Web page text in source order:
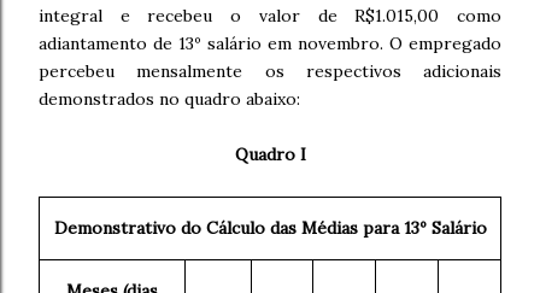
integral e recebeu o valor de R$1.015,00 como
adiantamento de 13º salário em novembro. O empregado
percebeu mensalmente os respectivos adicionais
demonstrados no quadro abaixo:
Quadro I
Demonstrativo do Cálculo das Médias para 13º Salário